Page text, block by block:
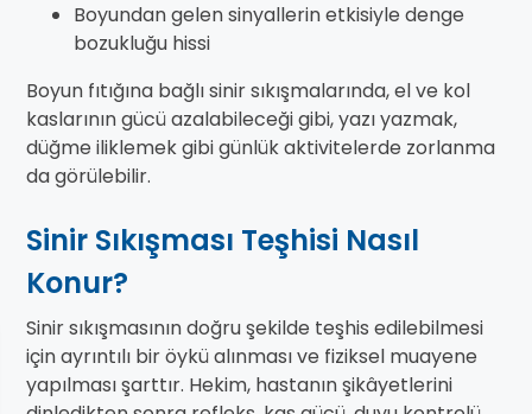
Boyundan gelen sinyallerin etkisiyle denge
bozukluğu hissi
Boyun fıtığına bağlı sinir sıkışmalarında, el ve kol
kaslarının gücü azalabileceği gibi, yazı yazmak,
düğme iliklemek gibi günlük aktivitelerde zorlanma
da görülebilir.
Sinir Sıkışması Teşhisi Nasıl
Konur?
Sinir sıkışmasının doğru şekilde teşhis edilebilmesi
için ayrıntılı bir öykü alınması ve fiziksel muayene
yapılması şarttır. Hekim, hastanın şikâyetlerini